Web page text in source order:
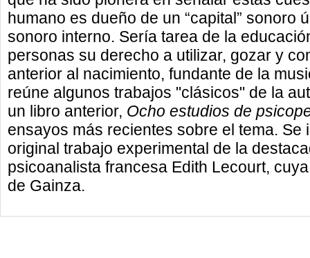
humano es dueño de un “capital” sonoro
sonoro interno. Sería tarea de la
personas su derecho a utilizar, gozar y
anterior al nacimiento, fundante de la
reúne algunos trabajos "clásicos" de la
un libro anterior, Ocho estudios de
ensayos más recientes sobre el tema. Se
original trabajo experimental de la
psicoanalista francesa Edith Lecourt,
de Gainza.